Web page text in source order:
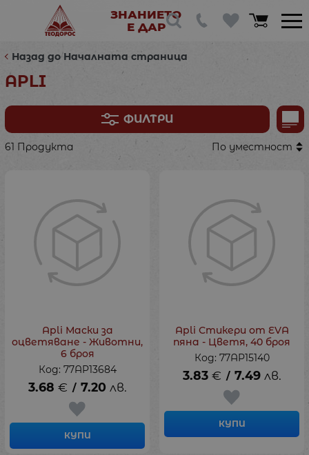
ЗНАНИЕТО
Е ДАР
Назад до Началната страница
APLI
ФИЛТРИ
61 Продукта По уместност
Apli Маски за
оцветяване - Животни,
6 броя
Код: 77AP13684
3.68 € / 7.20 лв.
КУПИ
Apli Стикери от EVA
пяна - Цветя, 40 броя
Код: 77AP15140
3.83 € / 7.49 лв.
КУПИ